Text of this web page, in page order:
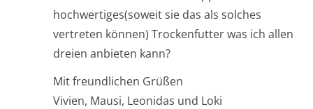
hochwertiges(soweit sie das als solches
vertreten können) Trockenfutter was ich allen
dreien anbieten kann?
Mit freundlichen Grüßen
Vivien, Mausi, Leonidas und Loki